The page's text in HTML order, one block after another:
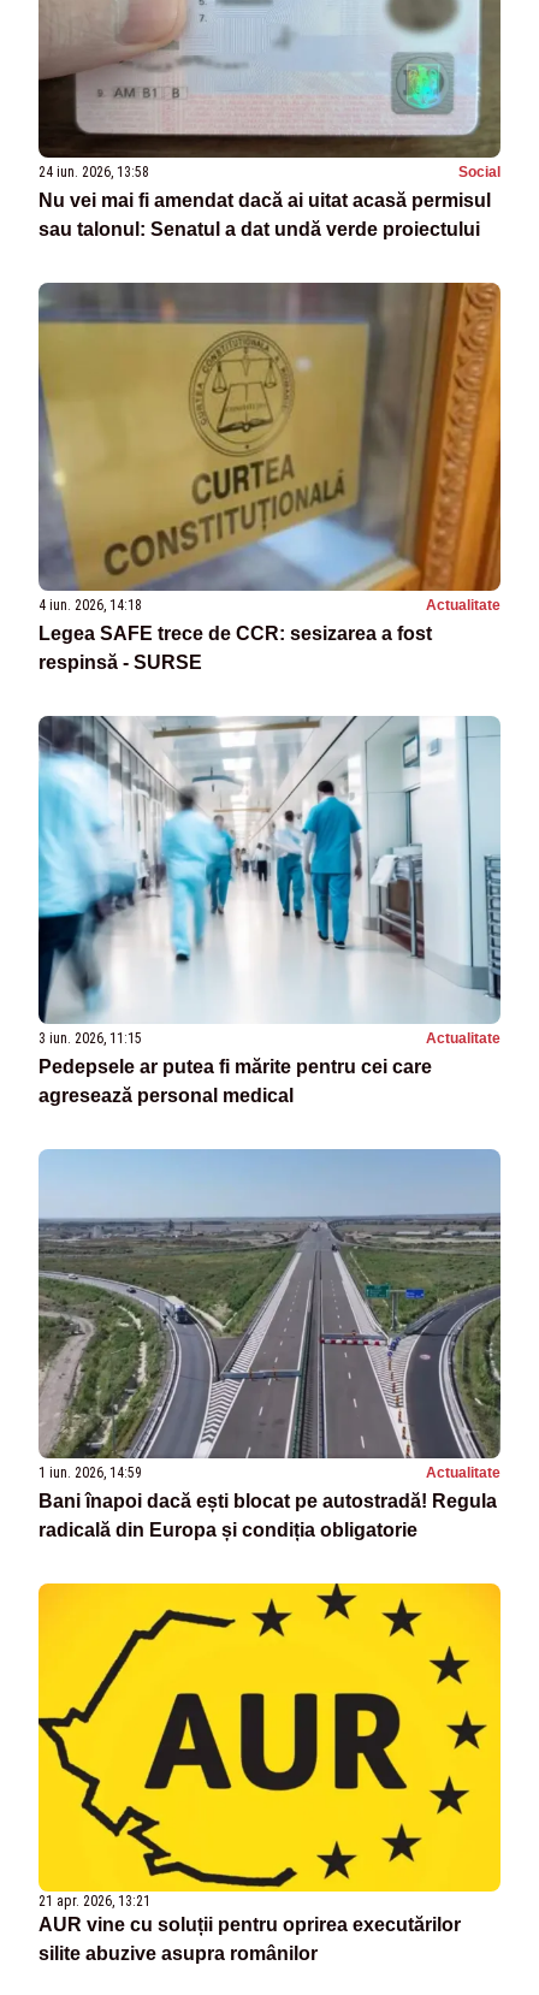
24 iun. 2026, 13:58 Social
Nu vei mai fi amendat dacă ai uitat acasă permisul
sau talonul: Senatul a dat undă verde proiectului
4 iun. 2026, 14:18 Actualitate
Legea SAFE trece de CCR: sesizarea a fost
respinsă - SURSE
3 iun. 2026, 11:15 Actualitate
Pedepsele ar putea fi mărite pentru cei care
agresează personal medical
1 iun. 2026, 14:59 Actualitate
Bani înapoi dacă ești blocat pe autostradă! Regula
radicală din Europa și condiția obligatorie
21 apr. 2026, 13:21
AUR vine cu soluții pentru oprirea executărilor
silite abuzive asupra românilor